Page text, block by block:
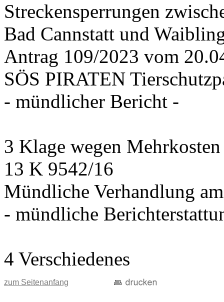
Streckensperrungen
Bad Cannstatt und
Antrag 109/2023 vom
SÖS PIRATEN
- mündlicher Bericht -
3 Klage wegen
13 K 9542/16
Mündliche Verhandlung
- mündliche
4 Verschiedenes
zum Seitenanfang